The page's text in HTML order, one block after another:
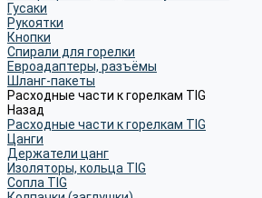
Гусаки
Рукоятки
Кнопки
Спирали для горелки
Евроадаптеры, разъёмы
Шланг-пакеты
Расходные части к горелкам TIG
Назад
Расходные части к горелкам TIG
Цанги
Держатели цанг
Изоляторы, кольца TIG
Сопла TIG